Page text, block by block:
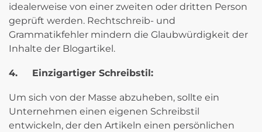
idealerweise von einer zweiten oder dritten Person
geprüft werden. Rechtschreib- und
Grammatikfehler mindern die Glaubwürdigkeit der
Inhalte der Blogartikel.
4. Einzigartiger Schreibstil:
Um sich von der Masse abzuheben, sollte ein
Unternehmen einen eigenen Schreibstil
entwickeln, der den Artikeln einen persönlichen